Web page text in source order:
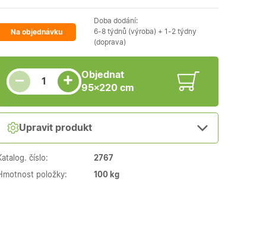
Na objednávku
Doba dodání:
6-8 týdnů (výroba) + 1-2 týdny
(doprava)
−
Snížit množství
Počet kusů +
Zvýšit množství
Objednat
95×220 cm
Upravit produkt
číslo: 2767
položky: 100 kg